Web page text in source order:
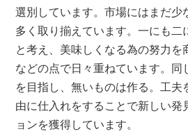
選別しています。市場にはまだ少
多く取り揃えています。一にも二
と考え、美味しくなる為の努力を
などの点で日々重ねています。同
を目指し、無いものは作る。工夫
由に仕入れをすることで新しい発
ョンを獲得しています。